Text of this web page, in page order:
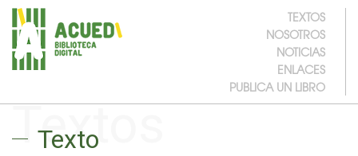
TEXTOS
NOSOTROS
NOTICIAS
ENLACES
PUBLICA UN LIBRO
Textos
Texto